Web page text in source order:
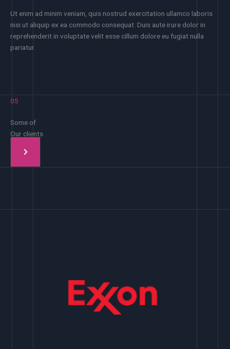
Ut enim ad minim veniam, quis nostrud exercitation ullamco laboris
nisi ut aliquip ex ea commodo consequat. Duis aute irure dolor in
reprehenderit in voluptate velit esse cillum dolore eu fugiat nulla
pariatur.
05
Some of
Our clients